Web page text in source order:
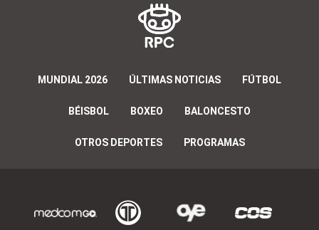
MUNDIAL 2026 ÚLTIMAS NOTICIAS FÚTBOL
BÉISBOL BOXEO BALONCESTO
OTROS DEPORTES PROGRAMAS